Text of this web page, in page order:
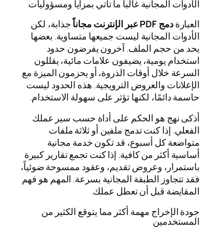
الأدوات المجانية غالباً ما تأتي بمزايا ومسؤوليات
العبارةدمج PDF عبر الإنترنت مجاناً
جذابة، لكن
الأدوات المجانية ليست جميعها متساوية. بعضها
يحد من حجم الملف. آخرون يفرضون حدود
استخدام يومية، يضيفون علامات مائية، يقللون
السرعة خلال أوقات الذروة، أو يحزمون الميزة مع
الإعلانات والعروض الترويجية. هذه الحدود ليست
حاسمة دائمًا، لكنها تؤثر على سهولة الاستخدام.
أذكى نهج هو الحكم على أداة حسب سير عملك
الفعلي. إذا كنت تدمج ملفين أو ثلاثة ملفات
متواضعة كل أسبوع، قد تكون خدمة مجانية
أساسية أكثر من كافية. إذا كنت تجمع تقارير كبيرة
باستمرار، وعروض تقديم، وعقود ممسوحة ضوئياً،
فقد تتجاوز الطبقة المجانية بسرعة. المهم هو فهم
المقايضة قبل أن تعطل عملك.
جودة الإخراج مهمة أكثر مما يتوقع الكثير من
المستخدمين